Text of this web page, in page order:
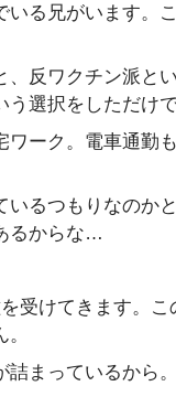
る兄がいます。
反ワクチン派と
選択をしただけで
ーク。電車通勤
るつもりなのか
るからな…
受けてきます。こ
まっているから。